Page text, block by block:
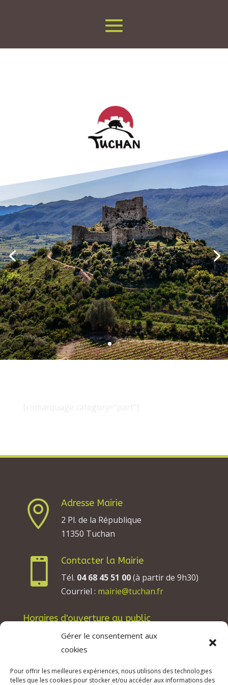
Gérer le consentement aux
cookies
Pour offrir les meilleures expériences, nous utilisons des technologies
telles que les cookies pour stocker et/ou accéder aux informations des

Adresse Mairie
2 Pl. de la République
11350 Tuchan

Contacter la Mairie
Tél. 04 68 45 51 00(à partir de 9h30)
Courriel : mairie@tuchan.fr
Horaires d'ouverture au public
Les lundis, mardis et jeudis : de 8h à 12h et de
13h30 à 17h30.
Les vendredis : de 8h à 12h.